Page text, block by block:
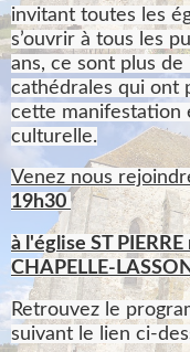
invitant toutes les
s’ouvrir à tous les
ans, ce sont plus
cathédrales qui ont
cette manifestation
culturelle.
Venez nous
19h30
à l'église ST
CHAPELLE-
Retrouvez le
suivant le lien ci-